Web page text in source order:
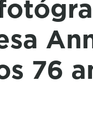
76